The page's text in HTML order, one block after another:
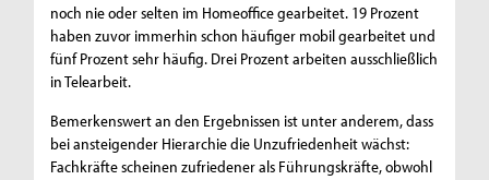
noch nie oder selten im Homeoffice gearbeitet. 19 Prozent
haben zuvor immerhin schon häufiger mobil gearbeitet und
fünf Prozent sehr häufig. Drei Prozent arbeiten ausschließlich
in Telearbeit.
Bemerkenswert an den Ergebnissen ist unter anderem, dass
bei ansteigender Hierarchie die Unzufriedenheit wächst:
Fachkräfte scheinen zufriedener als Führungskräfte, obwohl